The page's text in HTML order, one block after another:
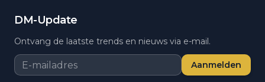
DM-Update
Ontvang de laatste trends en nieuws via e-mail.
Aanmelden